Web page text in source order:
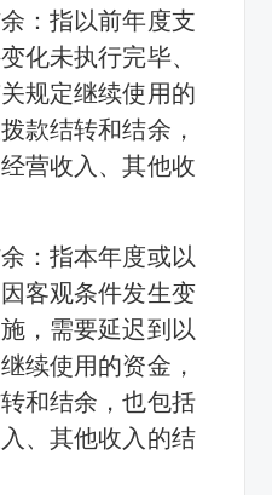
：指以前年度支
化未执行完毕、
规定继续使用的
款结转和结余，
营收入、其他收
：指本年度或以
客观条件发生变
，需要延迟到以
续使用的资金，
和结余，也包括
、其他收入的结